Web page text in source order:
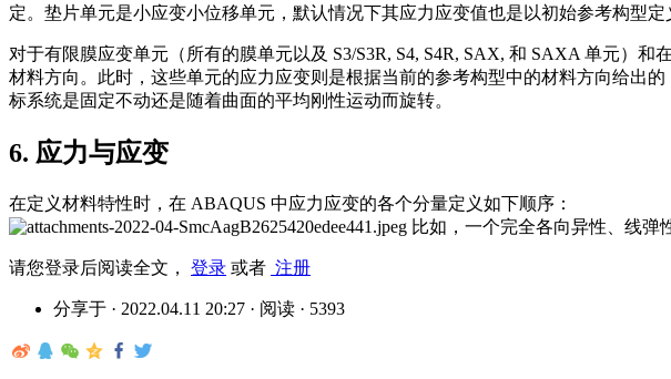
定。垫片单元是小应变小位移单元，默认情况下其应力应变值也是以初始参考构型定
对于有限膜应变单元（所有的膜单元以及 S3/S3R, S4, S4R, SAX, 和 SAXA 单元）
材料方向。此时，这些单元的应力应变则是根据当前的参考构型中的材料方向给出
标系统是固定不动还是随着曲面的平均刚性运动而旋转。
6. 应力与应变
在定义材料特性时，在 ABAQUS 中应力应变的各个分量定义如下顺序：
比如，一个完全各向异性、线弹
请您登录后阅读全文， 登录 或者 注册
分享于 · 2022.04.11 20:27 · 阅读 · 5393